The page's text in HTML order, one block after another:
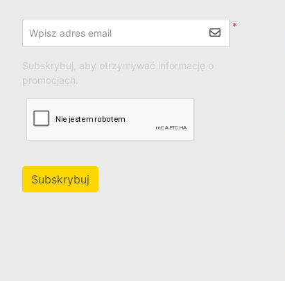
*
Wpisz adres email
Subskrybuj, aby otrzymywać informację o
promocjach.
Subskrybuj